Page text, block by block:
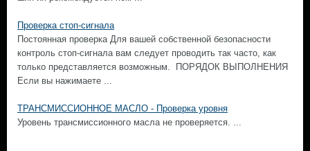
Проверка стоп-сигнала
Постоянная проверка Для вашей собственной безопасности
контроль стоп-сигнала вам следует проводить так часто, как
только представляется возможным. ПОРЯДОК ВЫПОЛНЕНИЯ
Если вы нажимаете ...
ТРАНСМИССИОННОЕ МАСЛО - Проверка уровня
Уровень трансмиссионного масла не проверяется. ...